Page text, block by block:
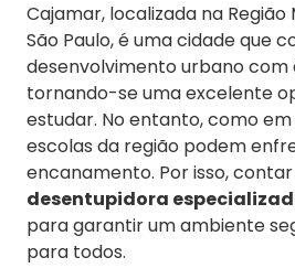
Cajamar, localizada na
São Paulo, é uma cidade que
desenvolvimento urbano com
tornando-se uma excelente
estudar. No entanto, como
escolas da região podem
encanamento. Por isso,
desentupidora
para garantir um ambiente
para todos.